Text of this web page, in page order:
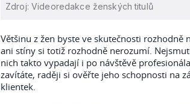
Zdroj: Videoredakce ženských titulů
Většinu z žen byste ve skutečnosti rozhodně
ani stíny si totiž rozhodně nerozumí.
nich takto vypadají i po návštěvě
zavítáte, raději si ověřte jeho schopnosti na
klientek.